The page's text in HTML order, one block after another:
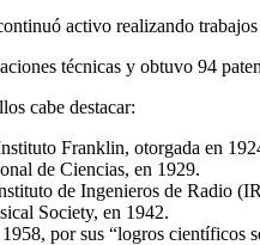
activo realizando
técnicas y obtuvo 94
cabe destacar:
Franklin, otorgada en
de Ciencias, en 1929.
de Ingenieros de Radio
Society, en 1942.
por sus “logros científicos